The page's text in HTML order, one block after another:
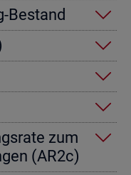
Be­stand
zum
(AR2c)